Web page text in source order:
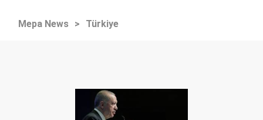
Mepa News > Türkiye